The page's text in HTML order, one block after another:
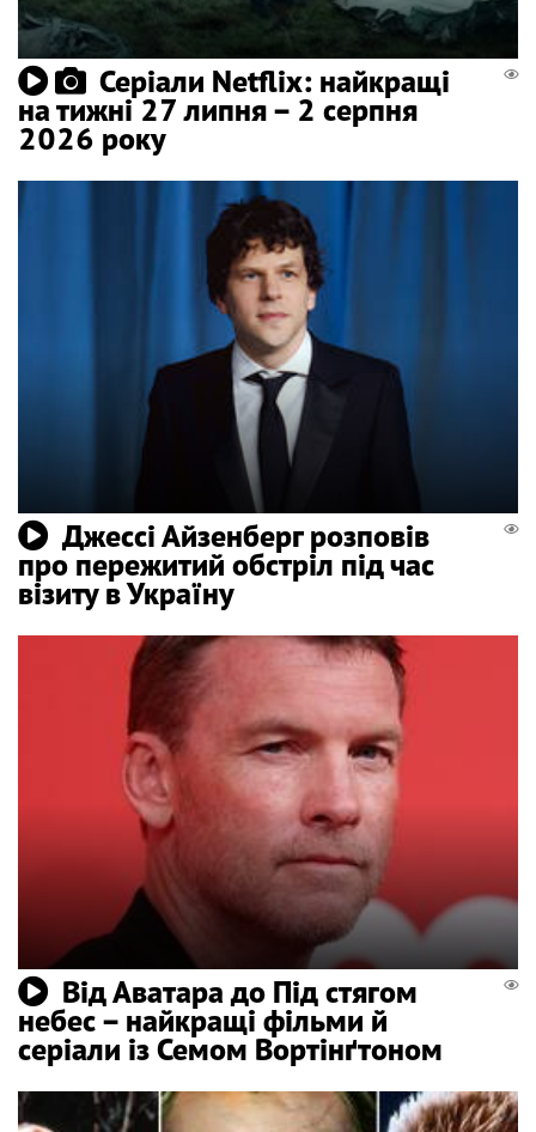
Серіали Netflix: найкращі
на тижні 27 липня – 2 серпня
2026 року
Джессі Айзенберг розповів
про пережитий обстріл під час
візиту в Україну
Від Аватара до Під стягом
небес – найкращі фільми й
серіали із Семом Вортінґтоном